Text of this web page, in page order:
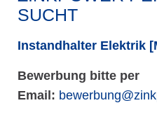
SUCHT
Instandhalter Elektrik
Bewerbung bitte per
Email: